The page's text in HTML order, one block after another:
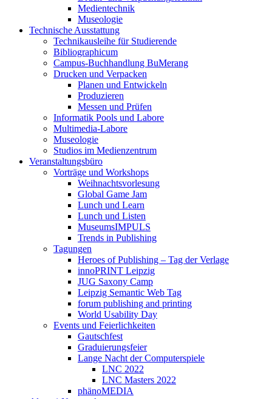
Medientechnik
Museologie
Technische Ausstattung
Technikausleihe für Studierende
Bibliographicum
Campus-Buchhandlung BuMerang
Drucken und Verpacken
Planen und Entwickeln
Produzieren
Messen und Prüfen
Informatik Pools und Labore
Multimedia-Labore
Museologie
Studios im Medienzentrum
Veranstaltungsbüro
Vorträge und Workshops
Weihnachtsvorlesung
Global Game Jam
Lunch und Learn
Lunch und Listen
MuseumsIMPULS
Trends in Publishing
Tagungen
Heroes of Publishing – Tag der Verlage
innoPRINT Leipzig
JUG Saxony Camp
Leipzig Semantic Web Tag
forum publishing and printing
World Usability Day
Events und Feierlichkeiten
Gautschfest
Graduierungsfeier
Lange Nacht der Computerspiele
LNC 2022
LNC Masters 2022
phänoMEDIA